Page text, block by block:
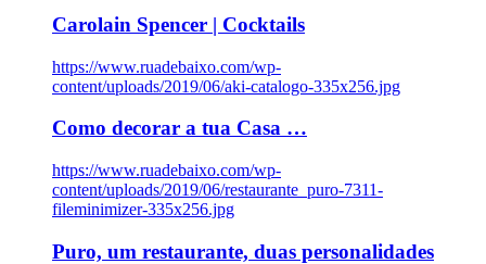
Carolain Spencer | Cocktails
https://www.ruadebaixo.com/wp-
content/uploads/2019/06/aki-catalogo-335x256.jpg
Como decorar a tua Casa …
https://www.ruadebaixo.com/wp-
content/uploads/2019/06/restaurante_puro-7311-
fileminimizer-335x256.jpg
Puro, um restaurante, duas personalidades